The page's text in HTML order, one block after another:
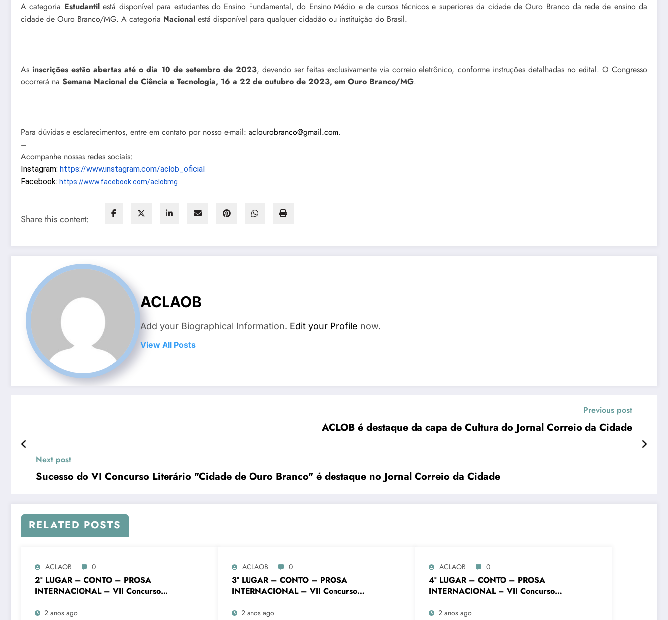
A categoria Estudantilestá disponível para estudantes do Ensino Fundamental, do Ensino Médio e de cursos técnicos e superiores da cidade de Ouro Branco da rede de ensino da
cidade de Ouro Branco/MG. A categoria Nacional está disponível para qualquer cidadão ou instituição do Brasil.
As inscrições estão abertas até o dia 10 de setembro de 2023, devendo ser feitas exclusivamente via correio eletrônico, conforme instruções detalhadas no edital. O Congresso
ocorrerá na Semana Nacional de Ciência e Tecnologia, 16 a 22 de outubro de 2023, em Ouro Branco/MG.
Para dúvidas e esclarecimentos, entre em contato por nosso e-mail: aclourobranco@gmail.com.
–
Acompanhe nossas redes sociais:
Instagram: https://www.instagram.com/aclob_oficial
Facebook: https://www. facebook.com/aclobmg
Share this content:
ACLAOB
Add your Biographical Information. Edit your Profile now.
View All Posts
Previous post
ACLOB é destaque da capa de Cultura do Jornal Correio da Cidade
Next post
Sucesso do VI Concurso Literário "Cidade de Ouro Branco" é destaque no Jornal Correio da Cidade
RELATED POSTS
ACLAOB 0
2° LUGAR – CONTO – PROSA
INTERNACIONAL – VII Concurso
Literário “Cidade de Ouro Branco”
2 anos ago
ACLAOB 0
3° LUGAR – CONTO – PROSA
INTERNACIONAL – VII Concurso
Literário “Cidade de Ouro Branco”
2 anos ago
ACLAOB 0
4° LUGAR – CONTO – PROSA
INTERNACIONAL – VII Concurso
Literário “Cidade de Ouro Branco”
2 anos ago